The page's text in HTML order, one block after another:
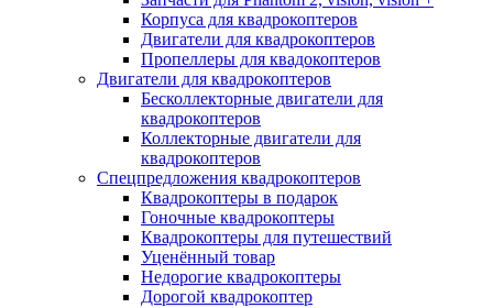
Корпуса для квадрокоптеров
Двигатели для квадрокоптеров
Пропеллеры для квадокоптеров
Двигатели для квадрокоптеров
Бесколлекторные двигатели для
квадрокоптеров
Коллекторные двигатели для
квадрокоптеров
Спецпредложения квадрокоптеров
Квадрокоптеры в подарок
Гоночные квадрокоптеры
Квадрокоптеры для путешествий
Уценённый товар
Недорогие квадрокоптеры
Дорогой квадрокоптер